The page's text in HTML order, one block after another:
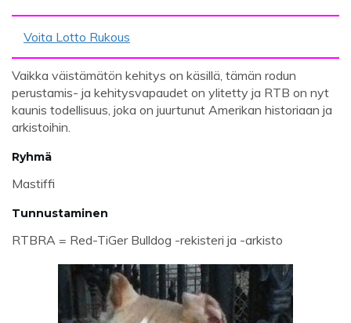
Voita Lotto Rukous
Vaikka väistämätön kehitys on käsillä, tämän rodun
perustamis- ja kehitysvapaudet on ylitetty ja RTB on nyt
kaunis todellisuus, joka on juurtunut Amerikan historiaan ja
arkistoihin.
Ryhmä
Mastiffi
Tunnustaminen
RTBRA = Red-TiGer Bulldog -rekisteri ja -arkisto